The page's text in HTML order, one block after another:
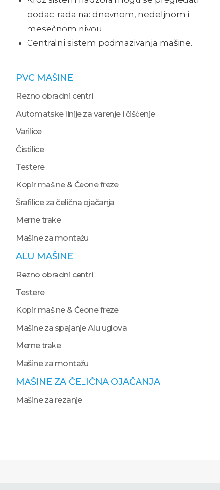
PVC MAŠINE
Rezno obradni centri
Automatske linije za varenje i čišćenje
Varilice
Čistilice
Testere
Kopir mašine & Čeone freze
Šrafilice za čelična ojačanja
Merne trake
Mašine za montažu
ALU MAŠINE
Rezno obradni centri
Testere
Kopir mašine & Čeone freze
Mašine za spajanje Alu uglova
Merne trake
Mašine za montažu
MAŠINE ZA ČELIČNA OJAČANJA
Mašine za rezanje
podaci rada na: dnevnom, nedeljnom i
mesečnom nivou.
Centralni sistem podmazivanja mašine.